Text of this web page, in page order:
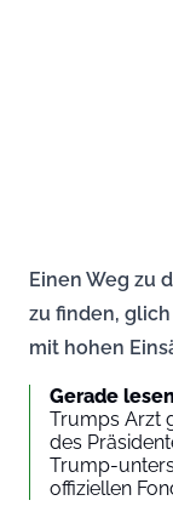
Einen Weg zu
zu finden,
mit hohen
Gerade
Trumps Arzt
des
Trump-
offiziellen